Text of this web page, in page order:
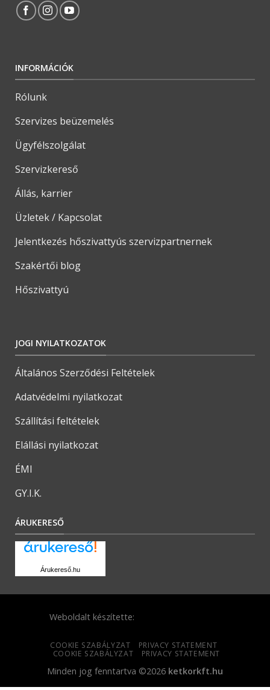
INFORMÁCIÓK
Rólunk
Szervizes beüzemelés
Ügyfélszolgálat
Szervizkereső
Állás, karrier
Üzletek / Kapcsolat
Jelentkezés hőszivattyús szervizpartnernek
Szakértői blog
Hőszivattyú
JOGI NYILATKOZATOK
Általános Szerződési Feltételek
Adatvédelmi nyilatkozat
Szállítási feltételek
Elállási nyilatkozat
ÉMI
GY.I.K.
ÁRUKERESŐ
Árukereső.hu
Weboldalt készítette:
COOKIE SZABÁLYZAT
PRIVACY STATEMENT
COOKIE SZABÁLYZAT
PRIVACY STATEMENT
Minden jog fenntartva ©2026 ketkorkft.hu